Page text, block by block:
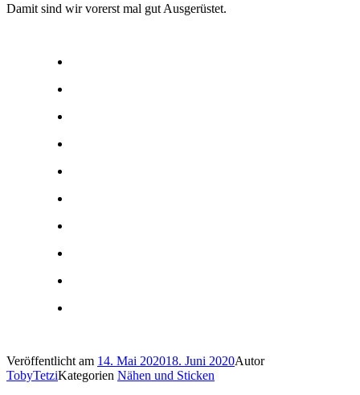
Damit sind wir vorerst mal gut Ausgerüstet.
Veröffentlicht am 14. Mai 202018. Juni 2020Autor
TobyTetziKategorien Nähen und Sticken